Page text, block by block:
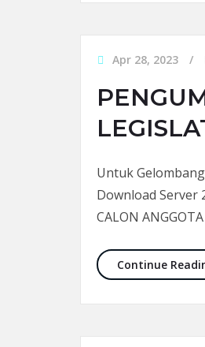
Apr 28, 2023
Untuk
Download Server
CALON ANGGOTA
Continue